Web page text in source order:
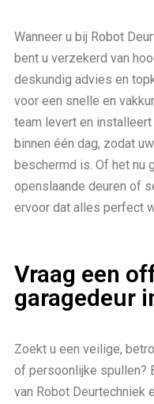
Wanneer u bij Robot
bent u verzekerd van
deskundig advies en
voor een snelle en
team levert en
binnen één dag, zodat
beschermd is. Of het nu
openslaande deuren of
ervoor dat alles perfect
Vraag een
garagedeur
Zoekt u een veilige,
of persoonlijke spullen?
van Robot Deurtechniek